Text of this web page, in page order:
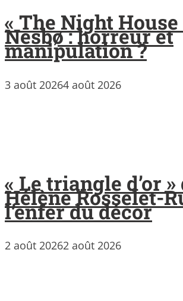
« The Night House
Nesbø : horreur et
manipulation ?
3 août 20264 août 2026
« Le triangle d’or »
Hélène Rosselet-
l’enfer du décor
2 août 20262 août 2026